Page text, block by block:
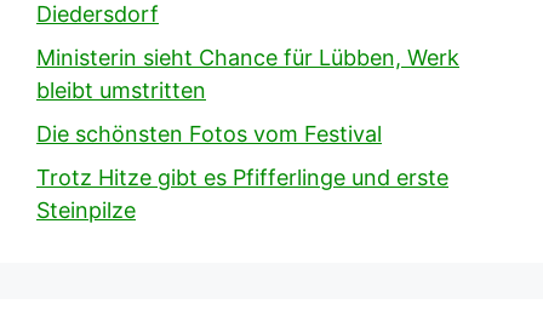
Diedersdorf
Ministerin sieht Chance für Lübben, Werk
bleibt umstritten
Die schönsten Fotos vom Festival
Trotz Hitze gibt es Pfifferlinge und erste
Steinpilze